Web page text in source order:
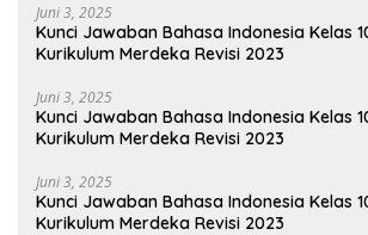
Juni 3, 2025
Kunci Jawaban Bahasa Indonesia Kelas
Kurikulum Merdeka Revisi 2023
Juni 3, 2025
Kunci Jawaban Bahasa Indonesia Kelas
Kurikulum Merdeka Revisi 2023
Juni 3, 2025
Kunci Jawaban Bahasa Indonesia Kelas
Kurikulum Merdeka Revisi 2023